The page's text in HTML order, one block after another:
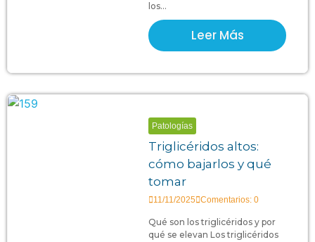
los...
Leer Más
Patologías
Triglicéridos altos:
cómo bajarlos y qué
tomar
11/11/2025 Comentarios: 0
Qué son los triglicéridos y por
qué se elevan Los triglicéridos